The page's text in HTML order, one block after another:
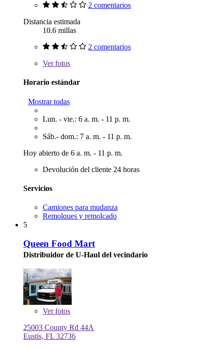
2 comentarios
Distancia estimada
10.6 millas
2 comentarios
Verfotos
Horario estándar
Mostrar todas
Lun. - vie.: 6 a. m. - 11 p. m.
Sáb.- dom.: 7 a. m. - 11 p. m.
Hoy abierto de 6 a. m. - 11 p. m.
Devolución del cliente 24 horas
Servicios
Camiones para mudanza
Remolques y remolcado
5
Queen Food Mart
Distribuidor de U-Haul del vecindario
Verfotos
25003 County Rd 44A
Eustis, FL 32736